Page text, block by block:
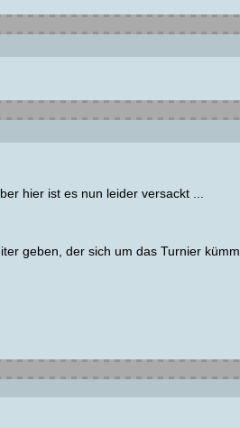
hier ist es nun leider versackt ...
geben, der sich um das Turnier